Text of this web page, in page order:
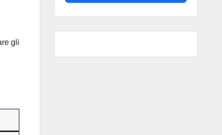
gli